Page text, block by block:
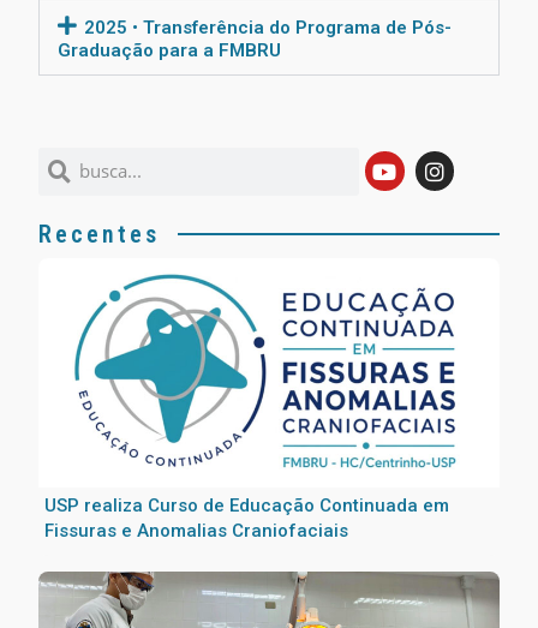
2025 • Transferência do Programa de Pós-
Graduação para a FMBRU
Recentes
USP realiza Curso de Educação Continuada em
Fissuras e Anomalias Craniofaciais